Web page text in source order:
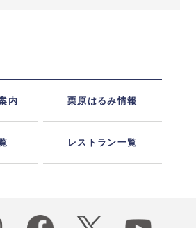
内 栗原はるみ情報
レストラン一覧